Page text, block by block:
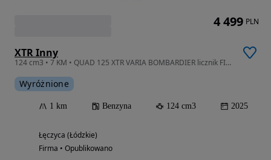
XTR Inny
124 cm3 • 7 KM • QUAD 125 XTR VARIA BOMBARDIER licznik FIRESHOT transport raty +gratisy
Wyróżnione
1 km Benzyna 124 cm3 2025
Łęczyca (Łódzkie)
Firma • Opublikowano
4 499 PLN